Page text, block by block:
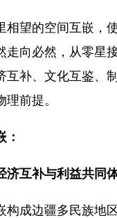
望的空间互嵌，使
走向必然，从零星
互补、文化互鉴、
前提。
互补与利益共同
成边疆多民族地